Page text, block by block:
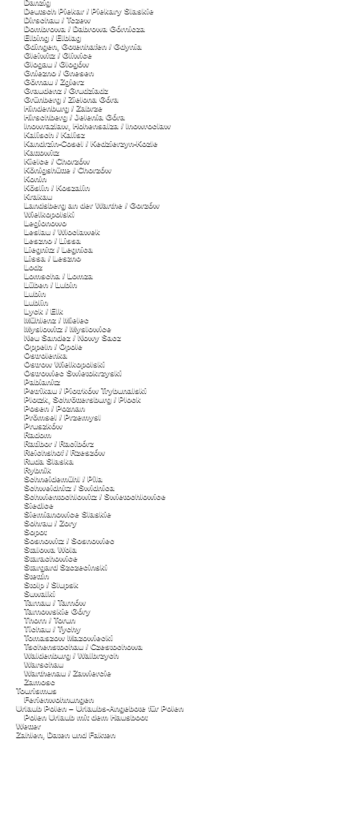
Danzig
Deutsch Piekar / Piekary Slaskie
Dirschau / Tczew
Dombrowa / Dabrowa Górnicza
Elbing / Elblag
Gdingen, Gotenhafen / Gdynia
Gleiwitz / Gliwice
Glogau / Glogów
Gniezno / Gnesen
Görnau / Zgierz
Graudenz / Grudziadz
Grünberg / Zielona Góra
Hindenburg / Zabrze
Hirschberg / Jelenia Góra
Inowrazlaw, Hohensalza / Inowroclaw
Kalisch / Kalisz
Kandrzin-Cosel / Kedzierzyn-Kozle
Kattowitz
Kielce / Chorzów
Königshütte / Chorzów
Konin
Köslin / Koszalin
Krakau
Landsberg an der Warthe / Gorzów
Wielkopolski
Legionowo
Leslau / Wloclawek
Leszno / Lissa
Liegnitz / Legnica
Lissa / Leszno
Lodz
Lomscha / Lomza
Lüben / Lubin
Lubin
Lublin
Lyck / Elk
Mühlenz / Mielec
Myslowitz / Myslowice
Neu Sandez / Nowy Sacz
Oppeln / Opole
Ostrolenka
Ostrow Wielkopolski
Ostrowiec Swietokrzyski
Pabianitz
Petrikau / Piotrków Trybunalski
Plotzk, Schröttersburg / Plock
Posen / Poznan
Prömsel / Przemysl
Pruszków
Radom
Ratibor / Racibórz
Reichshof / Rzeszów
Ruda Slaska
Rybnik
Schneidemühl / Pila
Schweidnitz / Swidnica
Schwientochlowitz / Swietochlowice
Siedlce
Siemianowice Slaskie
Sohrau / Zory
Sopot
Sosnowitz / Sosnowiec
Stalowa Wola
Starachowice
Stargard Szczecinski
Stettin
Stolp / Slupsk
Suwalki
Tarnau / Tarnów
Tarnowskie Góry
Thorn / Torun
Tichau / Tychy
Tomaszow Mazowiecki
Tschenstochau / Czestochowa
Waldenburg / Walbrzych
Warschau
Warthenau / Zawiercie
Zamosc
Tourismus
Ferienwohnungen
Urlaub Polen – Urlaubs-Angebote für Polen
Polen Urlaub mit dem Hausboot
Wetter
Zahlen, Daten und Fakten